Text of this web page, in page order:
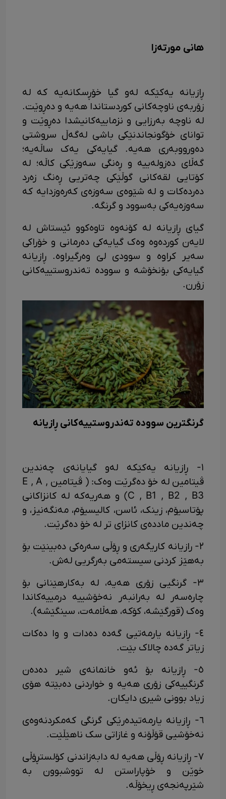
هانی مورتەزا
ڕازیانە یەکێکە لەو گیا خۆڕسکانەیە کە لە
زۆربەی ناوچەکانی کوردستاندا هەیە و دەڕوێت.
لە ناوچە بەرزایی و نزماییەکانیشدا دەڕوێت و
توانای خۆگونجاندنێکی باشی لەگەڵ سروشتی
دەورووبەری هەیە. گیایەکی یەک ساڵەیە؛
گەڵای دەزولەییە و ڕەنگی سەوزێکی کاڵە؛ لە
کۆتایی لقەکانی گوڵێکی چەتریی ڕەنگ زەرد
دەردەکات و لە شێوەی سەوزەی کەرەوزدایە کە
سەوزەیەکی بەسوود و گرنگە.
گیای ڕازیانە لە کۆنەوە تاوەکوو ئێستاش لە
لایەن کوردەوە وەک گیایەکی دەرمانی و خۆراکی
سەیر کراوە و سوودی لێ وەرگیراوە. ڕازیانە
گیایەکی بۆنخۆشە و سوودە تەندروستییەکانی
زۆرن.
گرنگترین سوودە تەندروستییەکانی ڕازیانە
١- ڕازیانە یەکێکە لەو گیایانەی چەندین
ڤیتامین لە خۆ دەگرێت وەک: ( ڤیتامین E , A ,
C , B1 , B2 , B3) و هەریەکە لە کانزاکانی
پۆتاسیۆم، زینک، ئاسن، کالیسیۆم، مەنگەنیز، و
چەندین ماددەی کانزای تر لە خۆ دەگرێت.
٢- رازیانە کاریگەری و ڕۆڵی سەرەکی دەبینێت بۆ
بەهێز کردنی سیستەمی بەرگریی لەش.
٣- گرنگیی زۆری هەیە، لە بەکارهێنانی بۆ
چارەسەر لە بەرانبەر نەخۆشییە درمییەکاندا
وەک (قورگێشە، کۆکە، هەڵامەت، سینگێشە).
٤- ڕازیانە یارمەتیی گەدە دەدات و وا دەکات
زیاتر گەدە چالاک بێت.
٥- ڕازیانە بۆ ئەو خانمانەی شیر دەدەن
گرنگییەکی زۆری هەیە و خواردنی دەبێتە هۆی
زیاد بوونی شیری دایکان.
٦- ڕازیانە یارمەتیدەرێکی گرنگی کەمکردنەوەی
نەخۆشیی قۆڵۆنە و غازاتی سک ناهێڵێت.
٧- ڕازیانە ڕۆڵی هەیە لە دابەزاندنی کۆلستڕۆڵی
خوێن و خۆپاراستن لە تووشبوون بە
شێرپەنجەی ڕیخۆڵە.